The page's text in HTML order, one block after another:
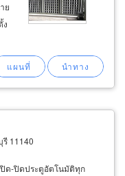
ย
ง
ด
11140
ด-ปิดประตูอัตโนมัติทุก